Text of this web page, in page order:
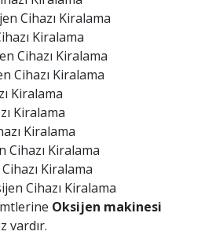
Cihazı Kiralama
Kiralama
Cihazı Kiralama
Cihazı Kiralama
Kiralama
Kiralama
Kiralama
Cihazı Kiralama
Kiralama
Cihazı Kiralama
Oksijen makinesi
vardır.